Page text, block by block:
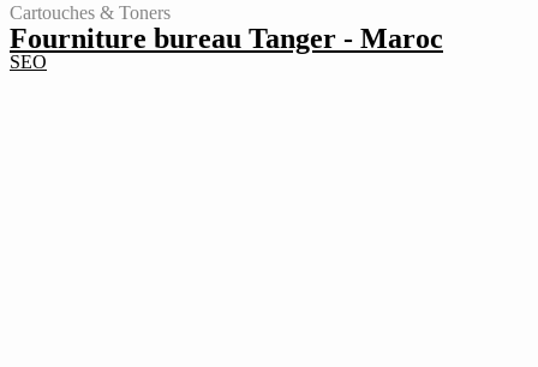
Cartouches & Toners
Fourniture bureau Tanger - Maroc
SEO